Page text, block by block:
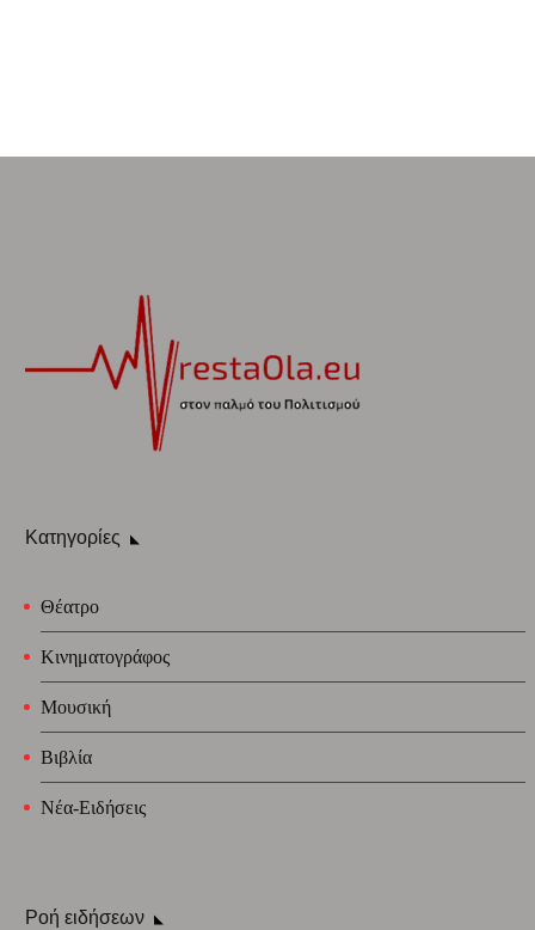
Κατηγορίες
Θέατρο
Κινηματογράφος
Μουσική
Βιβλία
Νέα-Ειδήσεις
Ροή ειδήσεων